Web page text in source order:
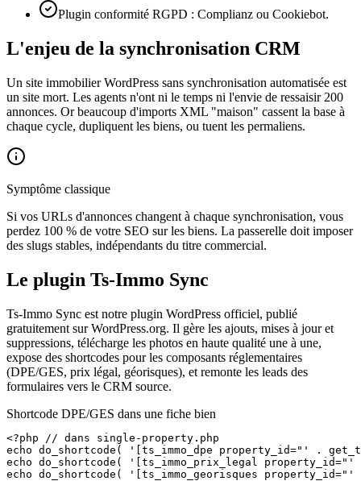
Plugin conformité RGPD : Complianz ou Cookiebot.
L'enjeu de la synchronisation CRM
Un site immobilier WordPress sans synchronisation automatisée est
un site mort. Les agents n'ont ni le temps ni l'envie de ressaisir 200
annonces. Or beaucoup d'imports XML "maison" cassent la base à
chaque cycle, dupliquent les biens, ou tuent les permaliens.
Symptôme classique
Si vos URLs d'annonces changent à chaque synchronisation, vous
perdez 100 % de votre SEO sur les biens. La passerelle doit imposer
des slugs stables, indépendants du titre commercial.
Le plugin Ts-Immo Sync
Ts-Immo Sync est notre plugin WordPress officiel, publié
gratuitement sur WordPress.org. Il gère les ajouts, mises à jour et
suppressions, télécharge les photos en haute qualité une à une,
expose des shortcodes pour les composants réglementaires
(DPE/GES, prix légal, géorisques), et remonte les leads des
formulaires vers le CRM source.
Shortcode DPE/GES dans une fiche bien
<?php // dans single-property.php
echo do_shortcode( '[ts_immo_dpe property_id="' .
echo do_shortcode( '[ts_immo_prix_legal
echo do_shortcode( '[ts_immo_georisques